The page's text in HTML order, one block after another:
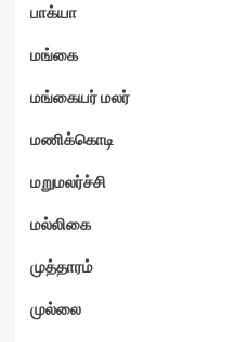
பாக்யா
மங்கை
மங்கையர் மலர்
மணிக்கொடி
மறுமலர்ச்சி
மல்லிகை
முத்தாரம்
முல்லை